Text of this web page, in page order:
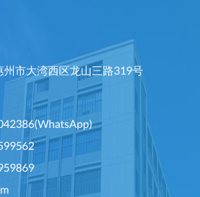
州市大湾西区龙山三路319号